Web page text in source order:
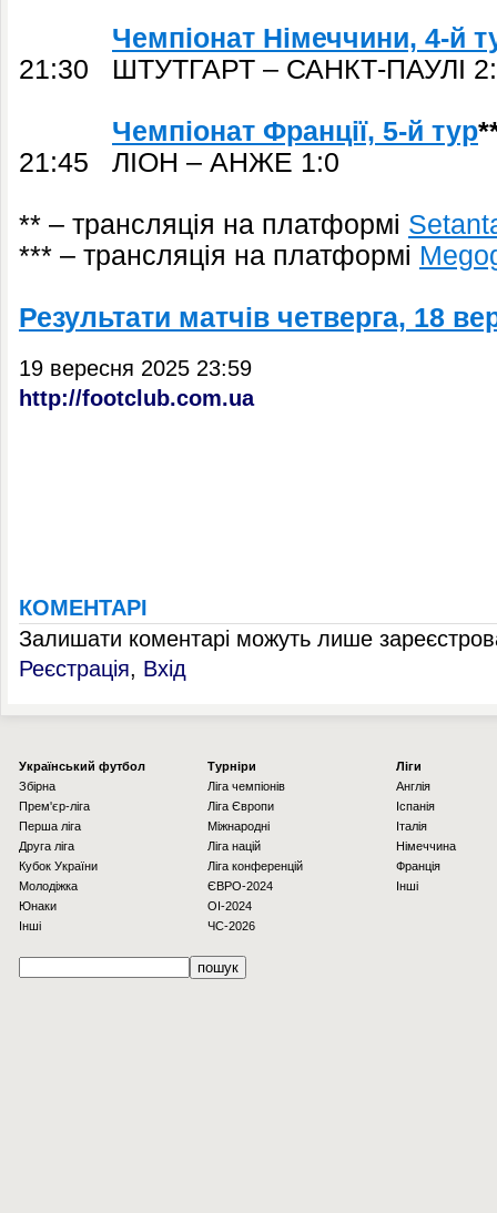
Чемпіонат Німеччини, 4-й
21:30 ШТУТГАРТ – САНКТ-ПАУЛІ
Чемпіонат Франції, 5-й тур
21:45 ЛІОН – АНЖЕ 1:0
** – трансляція на платформі
*** – трансляція на платформі
Результати матчів четверга, 18
19 вересня 2025 23:59
http://footclub.com.ua
КОМЕНТАРІ
Залишати коментарі можуть лише
Реєстрація, Вхід
Українcький футбол
Збірна
Прем'єр-ліга
Перша ліга
Друга ліга
Кубок України
Молодіжка
Юнаки
Інші
Турніри
Ліга чемпіонів
Ліга Європи
Міжнародні
Ліга націй
Ліга конференцій
ЄВРО-2024
OI-2024
ЧС-2026
Ліги
Англія
Іспанія
Італія
Німеччина
Франція
Інші